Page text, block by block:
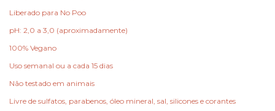
Liberado para No Poo
pH: 2,0 a 3,0 (aproximadamente)
100% Vegano
Uso semanal ou a cada 15 dias
Não testado em animais
Livre de sulfatos, parabenos, óleo mineral, sal, silicones e corantes